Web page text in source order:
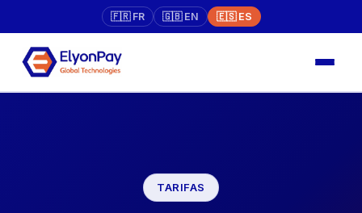
🇫🇷 FR 🇬🇧 EN 🇪🇸 ES
TARIFAS